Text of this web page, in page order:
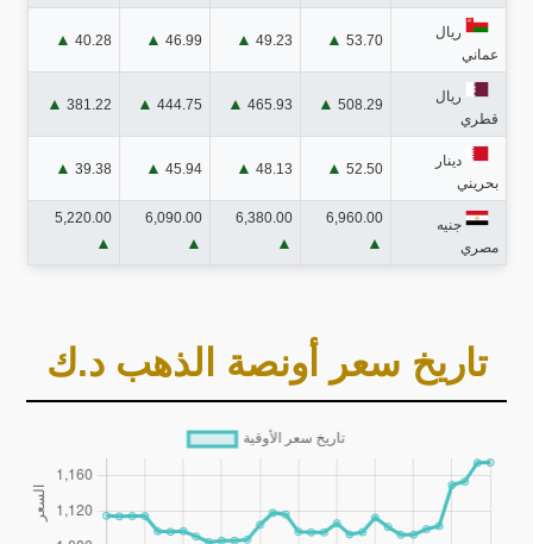
ريال
عماني
53.70
▲
49.23
▲
46.99
▲
40.28
▲
ريال
قطري
508.29
▲
465.93
▲
444.75
▲
381.22
▲
دينار
بحريني
52.50
▲
48.13
▲
45.94
▲
39.38
▲
جنيه
مصري
6,960.00
▲
6,380.00
▲
6,090.00
▲
5,220.00
▲
تاريخ سعر أونصة الذهب د.ك